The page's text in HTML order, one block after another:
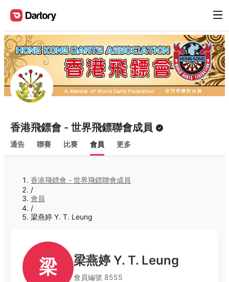
香港飛鏢會 - 世界飛鏢聯會成員
通告 聯賽 比賽 會員 更多
香港飛鏢會 - 世界飛鏢聯會成員
/
會員
/
梁燕婷 Y. T. Leung
梁 梁燕婷 Y. T. Leung
會員編號 8555